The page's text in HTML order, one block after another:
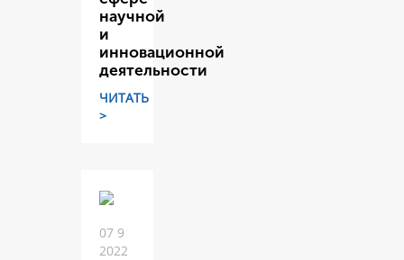
научной
и
инновационной
деятельности
ЧИТАТЬ
>
07 9
2022